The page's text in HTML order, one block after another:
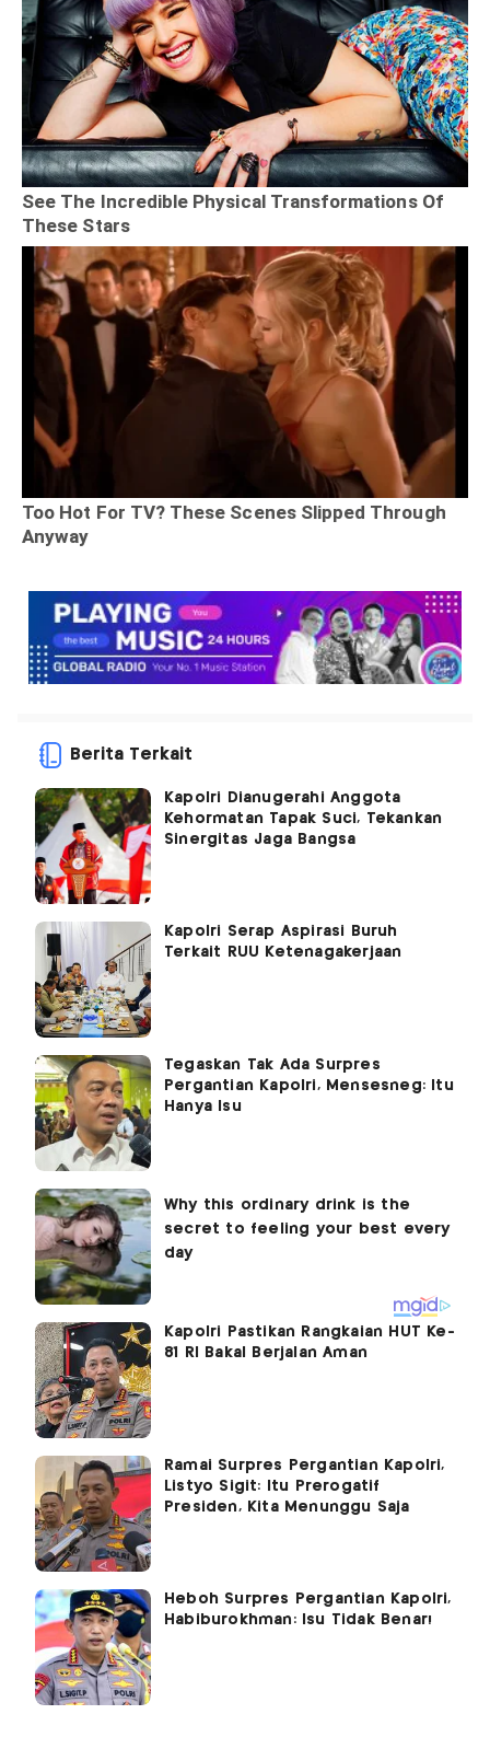
Berita Terkait
Kapolri Dianugerahi Anggota
Kehormatan Tapak Suci, Tekankan
Sinergitas Jaga Bangsa
Kapolri Serap Aspirasi Buruh
Terkait RUU Ketenagakerjaan
Tegaskan Tak Ada Surpres
Pergantian Kapolri, Mensesneg: Itu
Hanya Isu
Kapolri Pastikan Rangkaian HUT Ke-
81 RI Bakal Berjalan Aman
Ramai Surpres Pergantian Kapolri,
Listyo Sigit: Itu Prerogatif
Presiden, Kita Menunggu Saja
Heboh Surpres Pergantian Kapolri,
Habiburokhman: Isu Tidak Benar!